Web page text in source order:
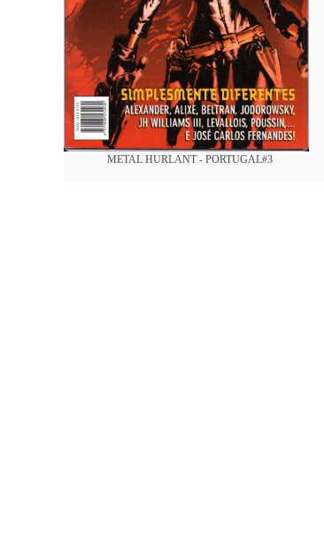
METAL HURLANT - PORTUGAL#3